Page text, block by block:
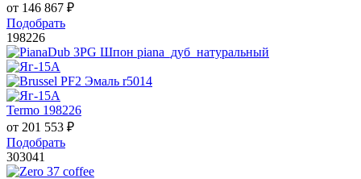
от 146 867 ₽
Подобрать
198226
Termo 198226
от 201 553 ₽
Подобрать
303041